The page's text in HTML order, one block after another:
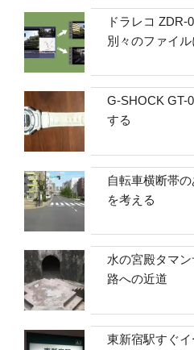
ドラレコ ZDR-
別々のファイ
G-SHOCK GT-
する
自転車横断帯
を考える
水の宮殿タマ
路への近道
東新宿駅すぐ